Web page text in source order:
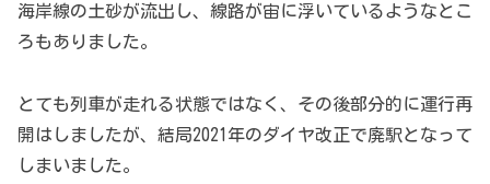
海岸線の土砂が流出し、線路が宙に浮いているようなとこ
ろもありました。
とても列車が走れる状態ではなく、その後部分的に運行再
開はしましたが、結局2021年のダイヤ改正で廃駅となって
しまいました。